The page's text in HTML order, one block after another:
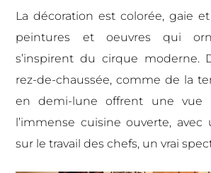
La décoration est colorée, gaie
peintures et oeuvres qui
s’inspirent du cirque moderne.
rez-de-chaussée, comme de la
en demi-lune offrent une vue
l’immense cuisine ouverte,
sur le travail des chefs, un vrai